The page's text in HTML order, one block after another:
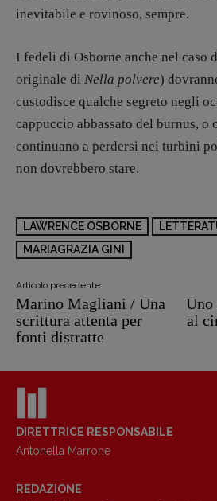
inevitabile e rovinoso, sempre.
I fedeli di Osborne anche nel caso
originale di Nella polvere)
custodisce qualche segreto negli
cappuccio abbassato del burnus, o
continuano a perdersi nei turbini
non dovrebbero stare.
LAWRENCE OSBORNE
MARIAGRAZIA GINI
Articolo precedente
Marino Magliani / Una
scrittura attenta per
fonti distratte
Uno
al
DIRETTRICE RESPONSABILE
Antonella Marrone
REDAZIONE